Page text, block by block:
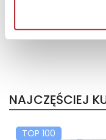
NAJCZĘŚCIEJ
TOP 100